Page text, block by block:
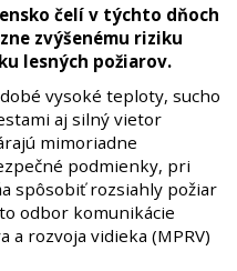
čelí v týchto dňoch
zvýšenému riziku
lesných požiarov.
vysoké teploty, sucho
aj silný vietor
mimoriadne
podmienky, pri
spôsobiť rozsiahly požiar
odbor komunikácie
rozvoja vidieka (MPRV)